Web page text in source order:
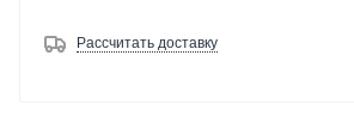
Рассчитать доставку